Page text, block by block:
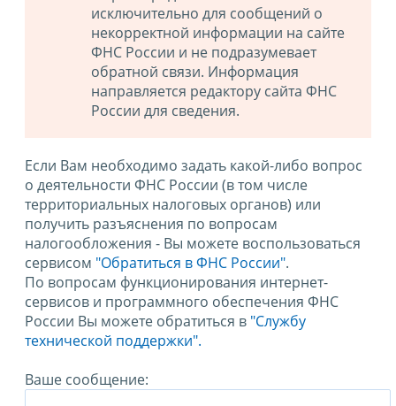
исключительно для сообщений о
некорректной информации на сайте
ФНС России и не подразумевает
обратной связи. Информация
направляется редактору сайта ФНС
России для сведения.
Если Вам необходимо задать какой-либо вопрос
о деятельности ФНС России (в том числе
территориальных налоговых органов) или
получить разъяснения по вопросам
налогообложения - Вы можете воспользоваться
сервисом "Обратиться в ФНС России".
По вопросам функционирования интернет-
сервисов и программного обеспечения ФНС
России Вы можете обратиться в "Службу
технической поддержки".
Ваше сообщение: